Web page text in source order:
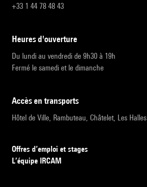
+33 1 44 78 48 43
heures d'ouverture
Du lundi au vendredi de 9h30 à 19h
Fermé le samedi et le dimanche
accès en transports
Hôtel de Ville, Rambuteau, Châtelet, Les Halles
Offres d’emploi et stages
L’équipe IRCAM